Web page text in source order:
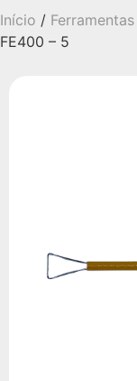
Início / Ferramentas
FE400 – 5